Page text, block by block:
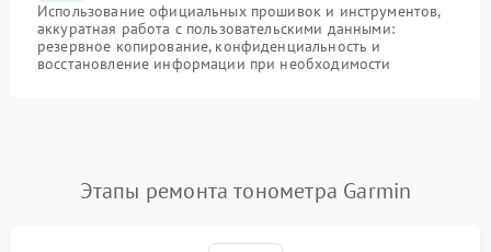
Использование официальных прошивок и инструментов,
аккуратная работа с пользовательскими данными:
резервное копирование, конфиденциальность и
восстановление информации при необходимости
Этапы ремонта тонометра Garmin